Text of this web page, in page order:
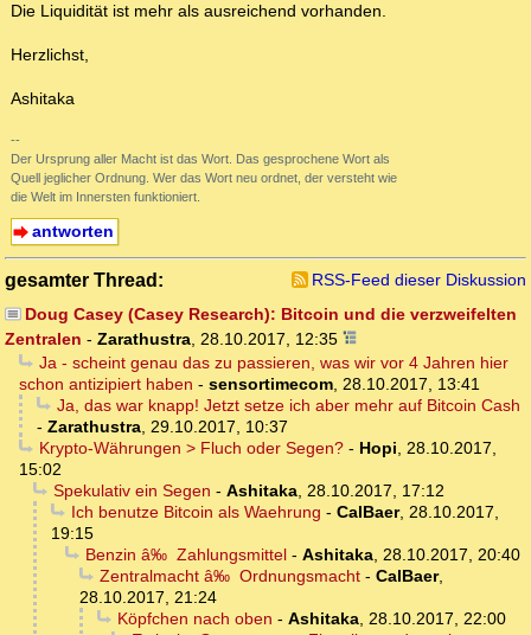
Die Liquidität ist mehr als ausreichend vorhanden.
Herzlichst,
Ashitaka
--
Der Ursprung aller Macht ist das Wort. Das gesprochene Wort als
Quell jeglicher Ordnung. Wer das Wort neu ordnet, der versteht wie
die Welt im Innersten funktioniert.
antworten
gesamter Thread:
RSS-Feed dieser Diskussion
Doug Casey (Casey Research): Bitcoin und die verzweifelten
Zentralen - Zarathustra, 28.10.2017, 12:35
Ja - scheint genau das zu passieren, was wir vor 4 Jahren hier
schon antizipiert haben - sensortimecom, 28.10.2017, 13:41
Ja, das war knapp! Jetzt setze ich aber mehr auf Bitcoin Cash
- Zarathustra, 29.10.2017, 10:37
Krypto-Währungen > Fluch oder Segen?- Hopi, 28.10.2017,
15:02
Spekulativ ein Segen - Ashitaka, 28.10.2017, 17:12
Ich benutze Bitcoin als Waehrung - CalBaer, 28.10.2017,
19:15
Benzin â‰ Zahlungsmittel- Ashitaka, 28.10.2017, 20:40
Zentralmacht â‰ Ordnungsmacht- CalBaer,
28.10.2017, 21:24
Köpfchen nach oben - Ashitaka, 28.10.2017, 22:00